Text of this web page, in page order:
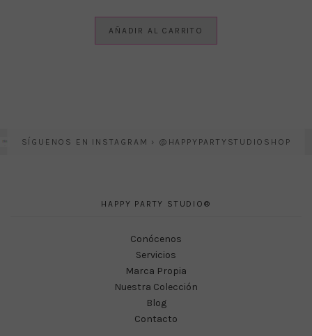
AÑADIR AL CARRITO
SÍGUENOS EN INSTAGRAM › @HAPPYPARTYSTUDIOSHOP
HAPPY PARTY STUDIO®
Conócenos
Servicios
Marca Propia
Nuestra Colección
Blog
Contacto